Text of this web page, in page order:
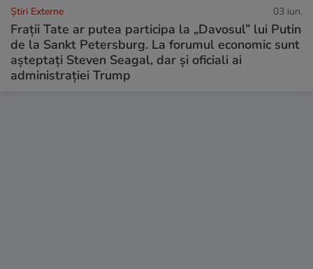
Știri Externe 03 iun.
Frații Tate ar putea participa la „Davosul” lui Putin
de la Sankt Petersburg. La forumul economic sunt
așteptați Steven Seagal, dar şi oficiali ai
administrației Trump